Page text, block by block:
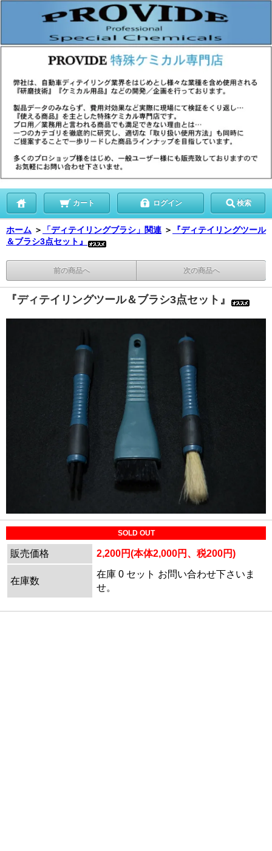
カート ログイン 検索
ホーム ＞ 「ディテイリングブラシ」関連 ＞
『ディテイリングツール
＆ブラシ3点セット』
前の商品へ 次の商品へ
『ディテイリングツール＆ブラシ3点セット』
SOLD OUT
販売価格 2,200円(本体2,000円、税200円)
在庫数
在庫 0 セット お問い合わせ下さいま
せ。